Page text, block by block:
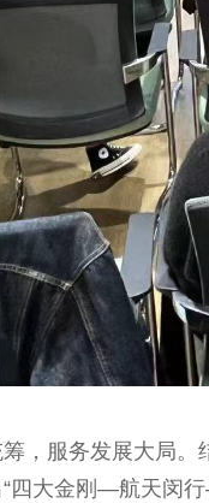
，服务发展大局
四大金刚—航天闵